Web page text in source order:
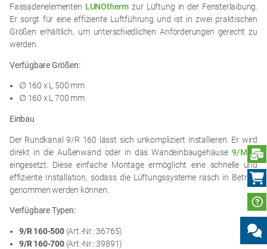
Fassadenelementen LUNOthermzur Lüftung in der Fensterlaibung.
Er sorgt für eine effiziente Luftführung und ist in zwei praktischen
Größen erhältlich, um unterschiedlichen Anforderungen gerecht zu
werden.
Verfügbare Größen:
∅ 160 x L 500 mm
∅ 160 x L 700 mm
Einbau
Der Rundkanal 9/R 160 lässt sich unkompliziert installieren. Er wird
direkt in die Außenwand oder in das Wandeinbaugehäuse9/MRD
eingesetzt. Diese einfache Montage ermöglicht eine schnelle und
effiziente Installation, sodass die Lüftungssysteme rasch in Betrieb
genommen werden können.
Verfügbare Typen:
9/R 160-500(Art.-Nr.: 36765)
9/R 160-700(Art.-Nr.: 39891)